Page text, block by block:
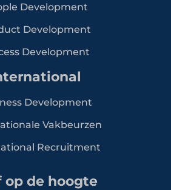
Development
Development
Development
Development
Vakbeurzen
Recruitment
op de hoogte